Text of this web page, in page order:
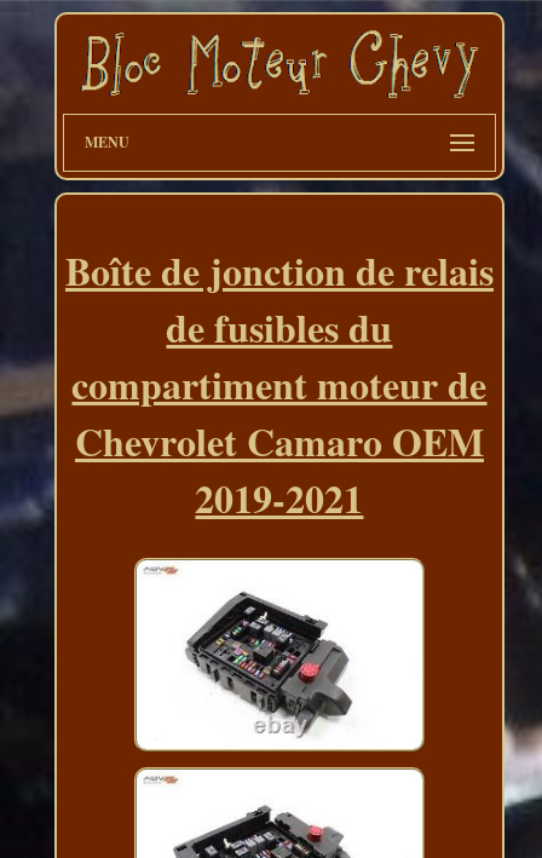
MENU
Boîte de jonction de relais
de fusibles du
compartiment moteur de
Chevrolet Camaro OEM
2019-2021